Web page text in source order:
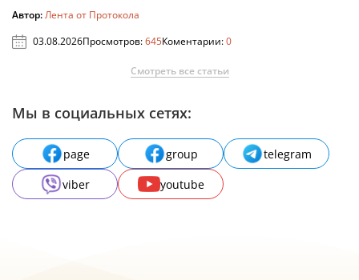
Автор:Лента от Протокола
03.08.2026Просмотров:645Коментарии:0
Смотреть все статьи
Мы в социальных сетях:
page group
telegram
viber
youtube